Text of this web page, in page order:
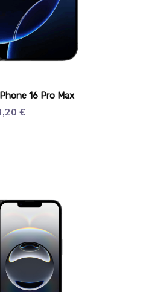
16 Pro Max
€